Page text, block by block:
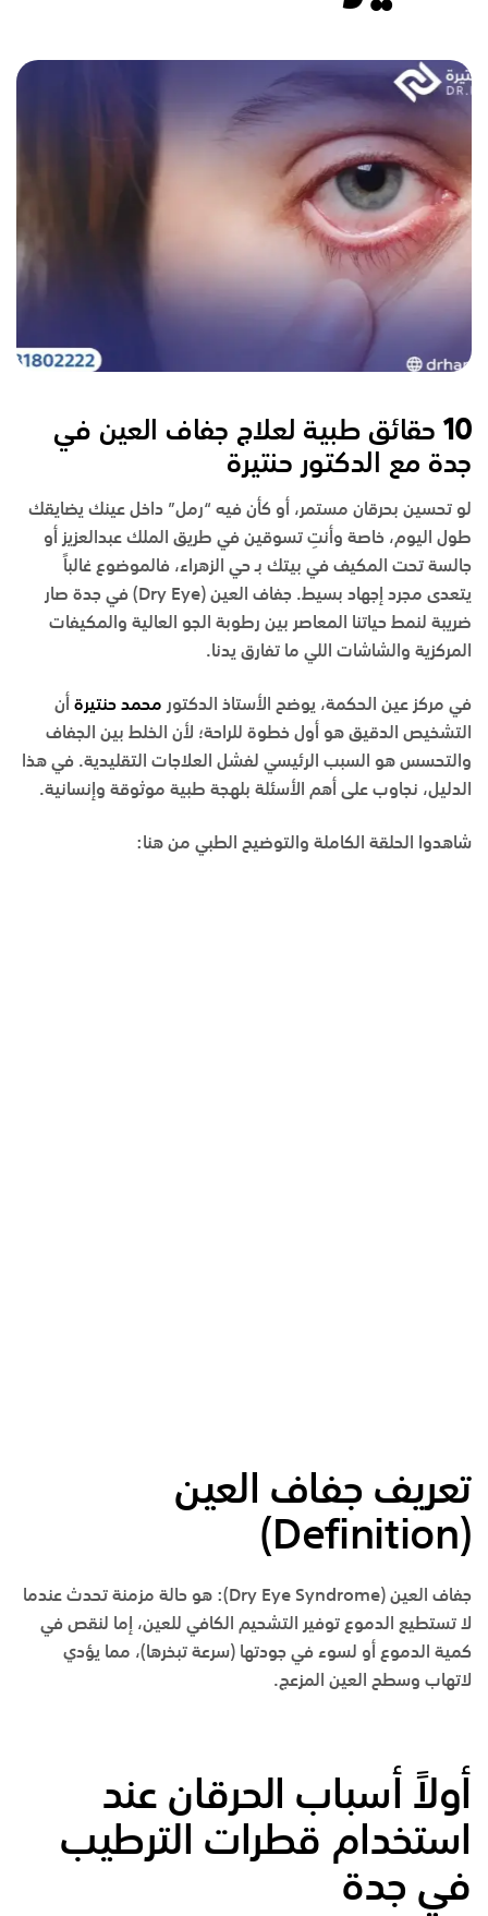
10 حقائق طبية لعلاج جفاف العين في
جدة مع الدكتور حنتيرة
لو تحسين بحرقان مستمر، أو كأن فيه “رمل” داخل عينك يضايقك
طول اليوم، خاصة وأنتِ تسوقين في طريق الملك عبدالعزيز أو
جالسة تحت المكيف في بيتك بـ حي الزهراء، فالموضوع غالباً
يتعدى مجرد إجهاد بسيط. جفاف العين (Dry Eye) في جدة صار
ضريبة لنمط حياتنا المعاصر بين رطوبة الجو العالية والمكيفات
المركزية والشاشات اللي ما تفارق يدنا.
في مركز عين الحكمة، يوضح الأستاذ الدكتور محمد حنتيرة أن
التشخيص الدقيق هو أول خطوة للراحة؛ لأن الخلط بين الجفاف
والتحسس هو السبب الرئيسي لفشل العلاجات التقليدية. في هذا
الدليل، نجاوب على أهم الأسئلة بلهجة طبية موثوقة وإنسانية.
شاهدوا الحلقة الكاملة والتوضيح الطبي من هنا:
تعريف جفاف العين
(
Definition
)
جفاف العين (Dry Eye Syndrome
): هو حالة مزمنة تحدث عندما
لا تستطيع الدموع توفير التشحيم الكافي للعين، إما لنقص في
كمية الدموع أو لسوء في جودتها (سرعة تبخرها)، مما يؤدي
لاتهاب وسطح العين المزعج.
أولاً أسباب الحرقان عند
استخدام قطرات الترطيب
في جدة